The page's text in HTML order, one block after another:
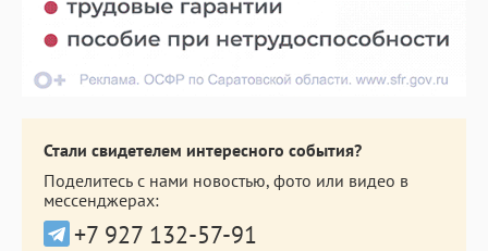
Стали свидетелем интересного события?
Поделитесь с нами новостью, фото или видео в
мессенджерах:
+7 927 132-57-91